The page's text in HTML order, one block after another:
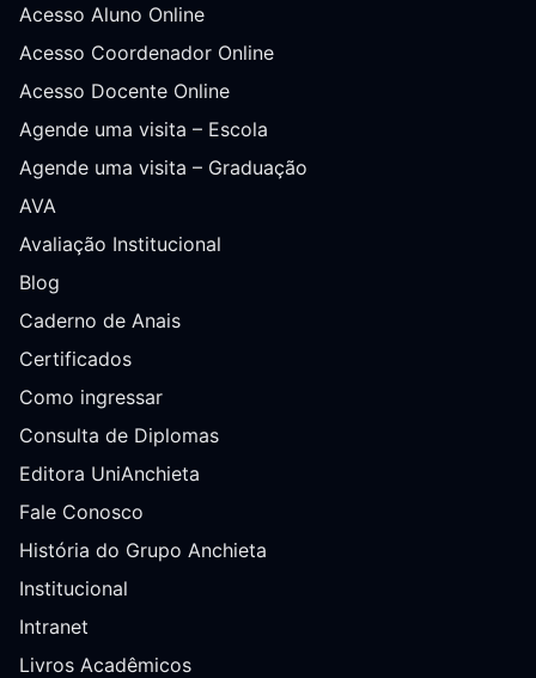
Acesso Aluno Online
Acesso Coordenador Online
Acesso Docente Online
Agende uma visita – Escola
Agende uma visita – Graduação
AVA
Avaliação Institucional
Blog
Caderno de Anais
Certificados
Como ingressar
Consulta de Diplomas
Editora UniAnchieta
Fale Conosco
História do Grupo Anchieta
Institucional
Intranet
Livros Acadêmicos